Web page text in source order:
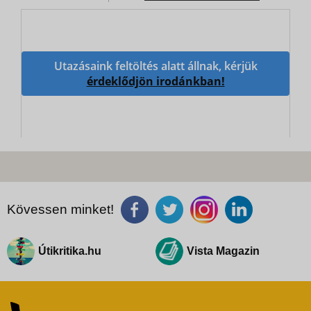
Utazásaink feltöltés alatt állnak, kérjük
érdeklődjön irodánkban!
Kövessen minket!
Útikritika.hu Vista Magazin